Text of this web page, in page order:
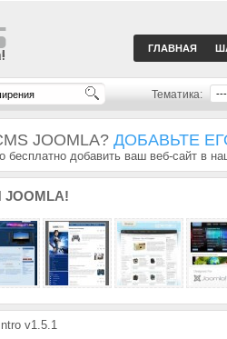
ГЛАВНАЯ
Тематика:
JOOMLA? ДОБАВЬТЕ
бесплатно добавить ваш веб-сайт в
v1.5.1